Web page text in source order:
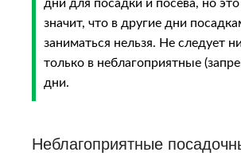
дни для посадки и посева, но
значит, что в другие дни
заниматься нельзя. Не следует
только в неблагоприятные
дни.
Неблагоприятные